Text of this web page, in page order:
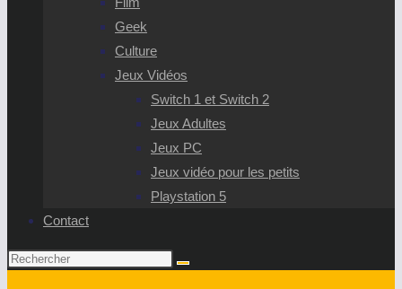
Geek
Culture
Jeux Vidéos
Switch 1 et Switch 2
Jeux Adultes
Jeux PC
Jeux vidéo pour les petits
Playstation 5
Contact
Rechercher